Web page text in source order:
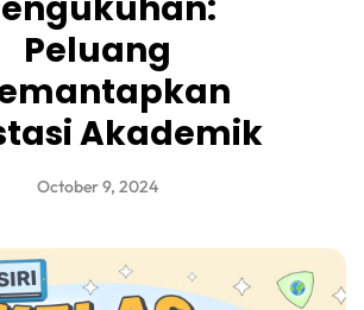
Peluang
Akademik
October 9, 2024